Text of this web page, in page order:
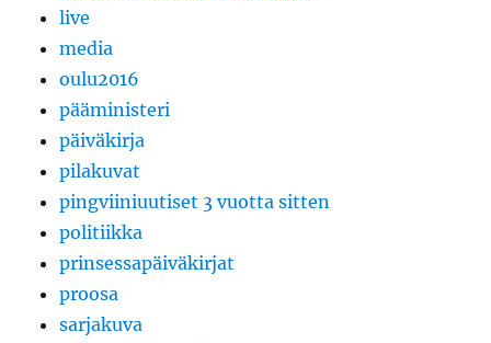
live
media
oulu2016
pääministeri
päiväkirja
pilakuvat
pingviiniuutiset 3 vuotta sitten
politiikka
prinsessapäiväkirjat
proosa
sarjakuva